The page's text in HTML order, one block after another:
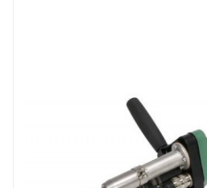
Габариты с упаковкой (ДхШхВ)